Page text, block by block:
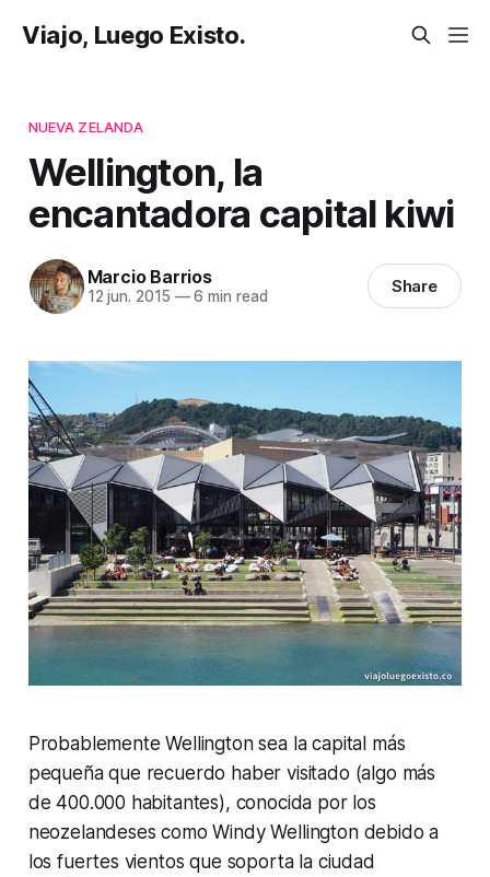
Viajo, Luego Existo.
NUEVA ZELANDA
Wellington, la
encantadora capital kiwi
Marcio Barrios
12 jun. 2015 —6 min read Share
Probablemente Wellington sea la capital más
pequeña que recuerdo haber visitado (algo más
de 400.000 habitantes), conocida por los
neozelandeses como Windy Wellington debido a
los fuertes vientos que soporta la ciudad